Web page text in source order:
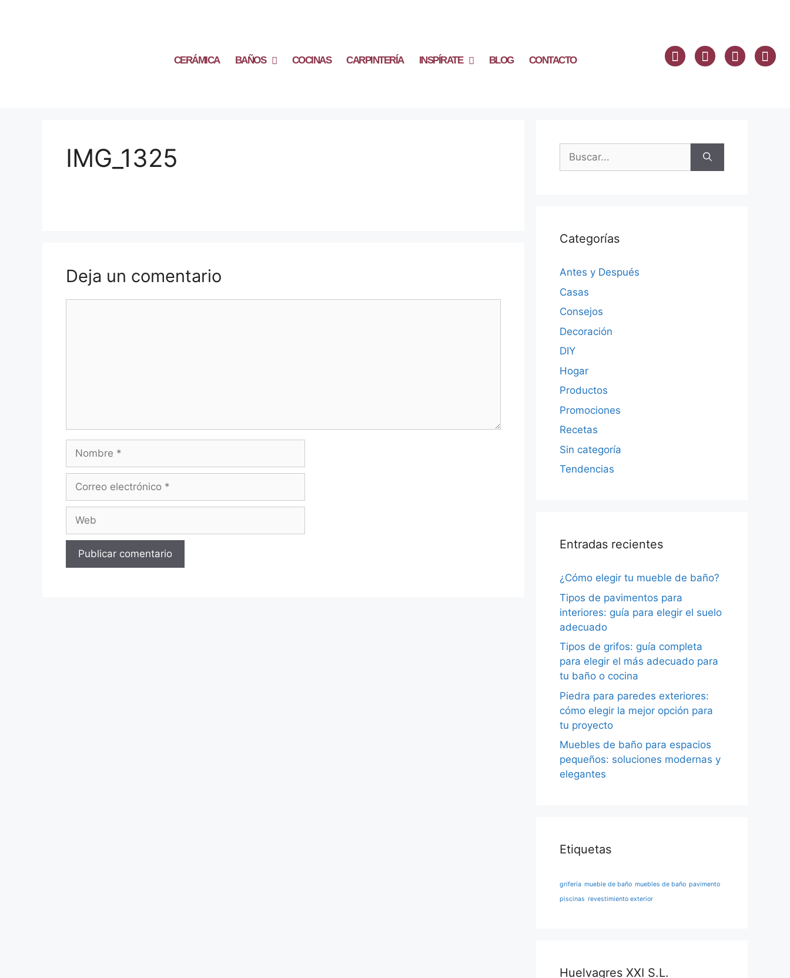
CERÁMICA BAÑOS COCINAS CARPINTERÍA INSPÍRATE BLOG CONTACTO
IMG_1325
Deja un comentario
Categorías
Antes y Después
Casas
Consejos
Decoración
DIY
Hogar
Productos
Promociones
Recetas
Sin categoría
Tendencias
Entradas recientes
¿Cómo elegir tu mueble de baño?
Tipos de pavimentos para
interiores: guía para elegir el suelo
adecuado
Tipos de grifos: guía completa
para elegir el más adecuado para
tu baño o cocina
Piedra para paredes exteriores:
cómo elegir la mejor opción para
tu proyecto
Muebles de baño para espacios
pequeños: soluciones modernas y
elegantes
Etiquetas
grifería mueble de baño muebles de baño pavimento
piscinas revestimiento exterior
Huelvagres XXI S.L.